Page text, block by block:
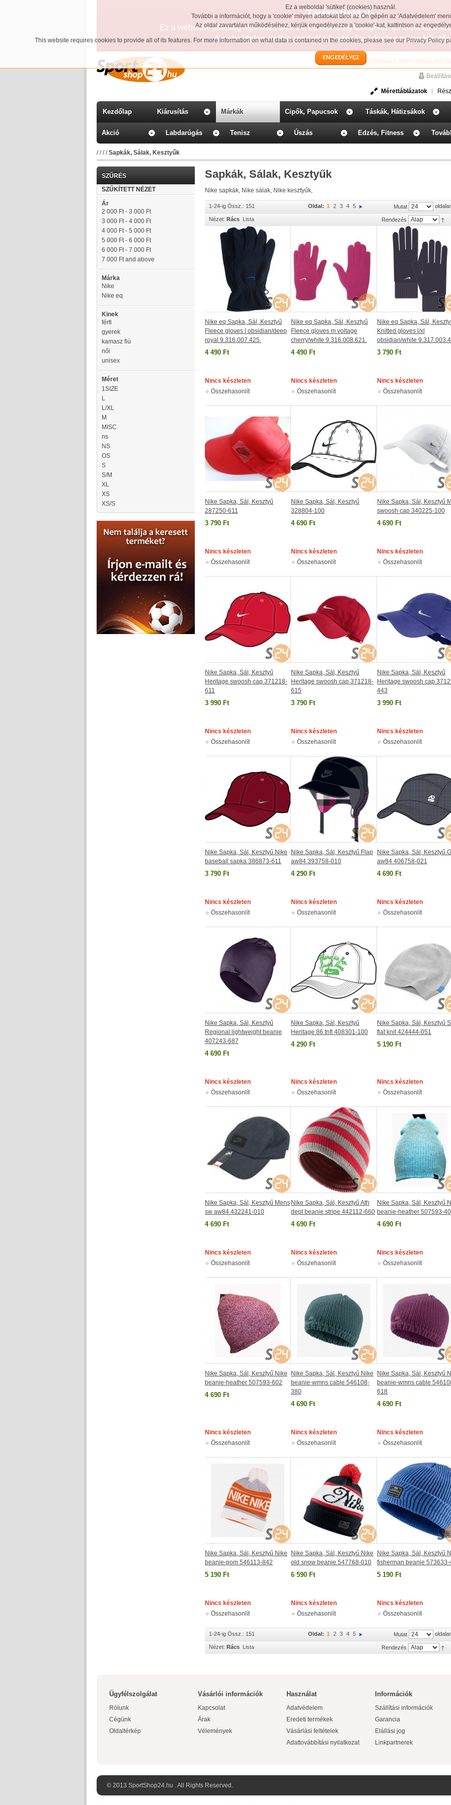
Ez a weboldal 'sütiket' (cookies) használ.
További a információt, hogy a 'cookie' milyen adatokat tárol az Ön gépén az 'Adatvédelem'
Az oldal zavartalan működéséhez, kérjük engedélyezze a 'cookie'-kat, kattintson az
This website requires cookies to provide all of its features. For more information on what data is contained in the cookies, please see ourPrivacy Policy
ENGEDÉLYEZ
Tájékoztatás!
Ez a weboldal jelenleg fejlesztés alatt áll, és kizárólag kategória- és
A weboldalon online rendelés leadására jelenleg nincs
Üdvözöljük a SportShop24 Sport
Mérettáblázatok
Kezdőlap Kiárusítás Márkák Cipők, Papucsok Táskák, Hátizsákok
Akció Labdarúgás Tenisz Úszás Edzés, Fitness
////Sapkák, Sálak, Kesztyűk
SZŰRÉS
SZŰKÍTETT NÉZET
Ár
2 000 Ft- 3 000 Ft
3 000 Ft- 4 000 Ft
4 000 Ft- 5 000 Ft
5 000 Ft- 6 000 Ft
6 000 Ft- 7 000 Ft
7 000 Ftand above
Márka
Nike
Nike eq
Kinek
férfi
gyerek
kamasz fiú
női
unisex
Méret
1SIZE
L
L/XL
M
MISC
ns
NS
OS
S
S/M
XL
XS
XS/S
Sapkák, Sálak, Kesztyűk
Nike sapkák, Nike sálak, Nike kesztyűk,
1-24-ig Össz.: 151 Mutat
Oldal: 1 2 3 4 5
Nézet: Rács Lista Rendezés
Nike eq Sapka, Sál, Kesztyű
Fleece gloves l obsidian/deep
royal 9.316.007.425.
4 490 Ft
Nincs készleten
Összehasonlít
Nike eq Sapka, Sál, Kesztyű
Fleece gloves m voltage
cherry/white 9.316.008.621.
4 490 Ft
Nincs készleten
Összehasonlít
Nike eq Sapka, Sál,
Knitted gloves l/xl
obsidian/white
3 790 Ft
Nincs készleten
Összehasonlít
Nike Sapka, Sál, Kesztyű
287250-611
3 790 Ft
Nincs készleten
Összehasonlít
Nike Sapka, Sál, Kesztyű
328804-100
4 690 Ft
Nincs készleten
Összehasonlít
Nike Sapka, Sál, Kesztyű
swoosh cap 340225-100
4 690 Ft
Nincs készleten
Összehasonlít
Nike Sapka, Sál, Kesztyű
Heritage swoosh cap 371218-
611
3 990 Ft
Nincs készleten
Összehasonlít
Nike Sapka, Sál, Kesztyű
Heritage swoosh cap 371218-
615
3 790 Ft
Nincs készleten
Összehasonlít
Nike Sapka, Sál, Kesztyű
Heritage swoosh cap
443
3 990 Ft
Nincs készleten
Összehasonlít
Nike Sapka, Sál, Kesztyű Nike
baseball sapka 386873-611
3 790 Ft
Nincs készleten
Összehasonlít
Nike Sapka, Sál, Kesztyű Flap
aw84 393758-010
4 290 Ft
Nincs készleten
Összehasonlít
Nike Sapka, Sál, Kesztyű
aw84 406758-021
4 690 Ft
Nincs készleten
Összehasonlít
Nike Sapka, Sál, Kesztyű
Regional lightweight beanie
407243-687
4 690 Ft
Nincs készleten
Összehasonlít
Nike Sapka, Sál, Kesztyű
Heritage 86 tnfl 408301-100
4 290 Ft
Nincs készleten
Összehasonlít
Nike Sapka, Sál, Kesztyű
flat knit 424444-051
5 190 Ft
Nincs készleten
Összehasonlít
Nike Sapka, Sál, Kesztyű Mens
sw aw84 432241-010
4 690 Ft
Nincs készleten
Összehasonlít
Nike Sapka, Sál, Kesztyű Ath
dept beanie stripe 442112-660
4 690 Ft
Nincs készleten
Összehasonlít
Nike Sapka, Sál, Kesztyű
beanie-heather 507593-
4 690 Ft
Nincs készleten
Összehasonlít
Nike Sapka, Sál, Kesztyű Nike
beanie-heather 507593-602
4 690 Ft
Nincs készleten
Összehasonlít
Nike Sapka, Sál, Kesztyű Nike
beanie-wmns cable 546108-
380
4 690 Ft
Nincs készleten
Összehasonlít
Nike Sapka, Sál, Kesztyű
beanie-wmns cable
618
4 690 Ft
Nincs készleten
Összehasonlít
Nike Sapka, Sál, Kesztyű Nike
beanie-pom 546113-842
5 190 Ft
Nincs készleten
Összehasonlít
Nike Sapka, Sál, Kesztyű Nike
old snow beanie 547768-010
6 590 Ft
Nincs készleten
Összehasonlít
Nike Sapka, Sál, Kesztyű
fisherman beanie 573633-
5 190 Ft
Nincs készleten
Összehasonlít
1-24-ig Össz.: 151 Mutat
Oldal: 1 2 3 4 5
Nézet: Rács Lista Rendezés
Ügyfélszolgálat
Rólunk
Cégünk
Oldaltérkép
Vásárlói információk
Kapcsolat
Árak
Vélemények
Használat
Adatvédelem
Eredeti termékek
Vásárlási feltételek
Adattovábbítási nyilatkozat
Információk
Szállítási információk
Garancia
Elállási jog
Linkpartnerek
© 2013 SportShop24.hu . All Rights Reserved.